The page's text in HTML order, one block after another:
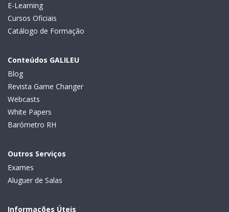
E-Learning
Cursos Oficiais
Catálogo de Formação
Conteúdos GALILEU
Blog
Revista Game Changer
Webcasts
White Papers
Barómetro RH
Outros Serviços
Exames
Aluguer de Salas
Informações Úteis